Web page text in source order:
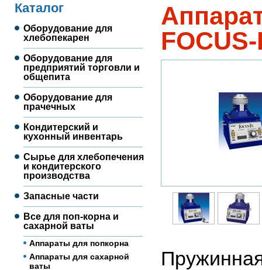
Каталог
Оборудование для
хлебопекарен
Оборудование для
предприятий торговли и
общепита
Оборудование для
прачечных
Кондитерский и
кухонный инвентарь
Сырье для хлебопечения
и кондитерского
производства
Запасные части
Все для поп-корна и
сахарной ваты
Аппараты для попкорна
Аппараты для сахарной
ваты